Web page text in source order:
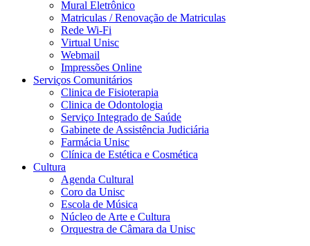
Mural Eletrônico
Matriculas / Renovação de Matriculas
Rede Wi-Fi
Virtual Unisc
Webmail
Impressões Online
Serviços Comunitários
Clinica de Fisioterapia
Clinica de Odontologia
Serviço Integrado de Saúde
Gabinete de Assistência Judiciária
Farmácia Unisc
Clínica de Estética e Cosmética
Cultura
Agenda Cultural
Coro da Unisc
Escola de Música
Núcleo de Arte e Cultura
Orquestra de Câmara da Unisc